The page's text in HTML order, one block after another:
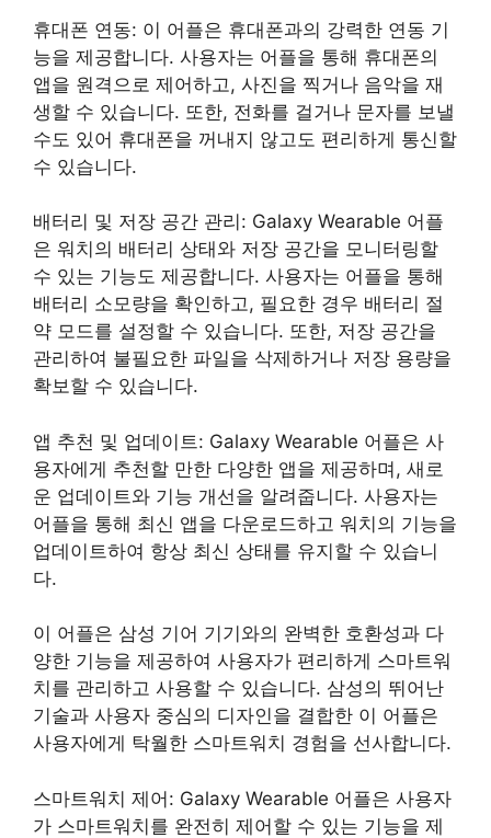
휴대폰 연동: 이 어플은 휴대폰과의 강력한 연동 기
능을 제공합니다. 사용자는 어플을 통해 휴대폰의
앱을 원격으로 제어하고, 사진을 찍거나 음악을 재
생할 수 있습니다. 또한, 전화를 걸거나 문자를 보낼
수도 있어 휴대폰을 꺼내지 않고도 편리하게 통신할
수 있습니다.
배터리 및 저장 공간 관리: Galaxy Wearable 어플
은 워치의 배터리 상태와 저장 공간을 모니터링할
수 있는 기능도 제공합니다. 사용자는 어플을 통해
배터리 소모량을 확인하고, 필요한 경우 배터리 절
약 모드를 설정할 수 있습니다. 또한, 저장 공간을
관리하여 불필요한 파일을 삭제하거나 저장 용량을
확보할 수 있습니다.
앱 추천 및 업데이트: Galaxy Wearable 어플은 사
용자에게 추천할 만한 다양한 앱을 제공하며, 새로
운 업데이트와 기능 개선을 알려줍니다. 사용자는
어플을 통해 최신 앱을 다운로드하고 워치의 기능을
업데이트하여 항상 최신 상태를 유지할 수 있습니
다.
이 어플은 삼성 기어 기기와의 완벽한 호환성과 다
양한 기능을 제공하여 사용자가 편리하게 스마트워
치를 관리하고 사용할 수 있습니다. 삼성의 뛰어난
기술과 사용자 중심의 디자인을 결합한 이 어플은
사용자에게 탁월한 스마트워치 경험을 선사합니다.
스마트워치 제어: Galaxy Wearable 어플은 사용자
가 스마트워치를 완전히 제어할 수 있는 기능을 제